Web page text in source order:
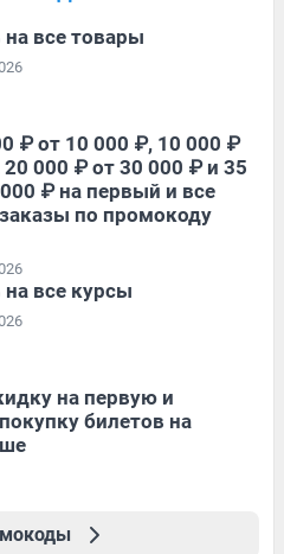
все товары
₽ от 10 000 ₽, 10 000 ₽
000 ₽ от 30 000 ₽ и 35
₽ на первый и все
по промокоду
все курсы
на первую и
билетов на